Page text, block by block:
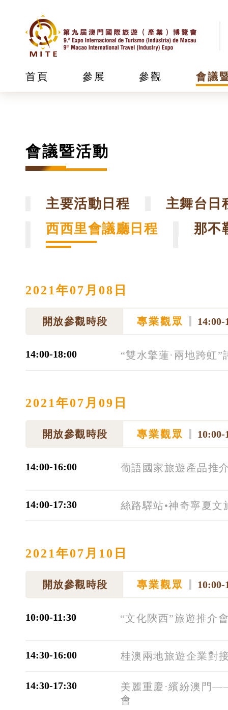
首頁 參展 參觀 會議
會議暨活動
主要活動日程
主舞台日
西西里會議廳日程
那不
2021年07月08日
開放參觀時段 專業觀眾 14:00-
14:00-18:00 “雙水擎蓮·兩地跨虹
2021年07月09日
開放參觀時段 專業觀眾 10:00-
14:00-16:00 葡語國家旅遊產品推
14:00-17:30 絲路驛站•神奇寧夏文
2021年07月10日
開放參觀時段 專業觀眾 10:00-
10:00-11:30 “文化陝西”旅遊推介
14:30-16:00 桂澳兩地旅遊企業對
14:30-17:30
美麗重慶·繽紛澳門
會